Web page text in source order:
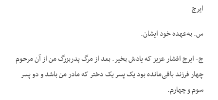
ایرج
س. به‌عهده خود ایشان.
ج- ایرج افشار عزیز که یادش بخیر. بعد از مرگ پدربزرگ من از آن مرحوم
چهار فرزند باقی‌مانده بود یک پسر یک دختر که مادر من باشد و دو پسر
سوم و چهارم.